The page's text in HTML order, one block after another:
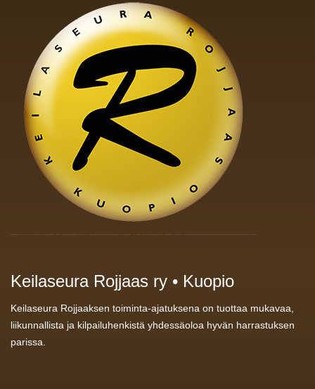
Keilaseura Rojjaas ry • Kuopio
Keilaseura Rojjaaksen toiminta-ajatuksena on tuottaa mukavaa,
liikunnallista ja kilpailuhenkistä yhdessäoloa hyvän harrastuksen
parissa.